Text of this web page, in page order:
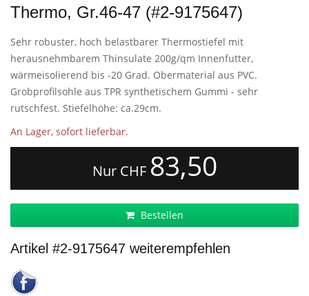
Thermo, Gr.46-47 (#2-9175647)
Sehr robuster, hoch belastbarer Thermostiefel mit
herausnehmbarem Thinsulate 200g/qm Innenfutter,
wärmeisolierend bis -20 Grad. Obermaterial aus PVC.
Grobprofilsohle aus TPR synthetischem Gummi - sehr
rutschfest. Stiefelhöhe: ca.29cm.
An Lager, sofort lieferbar.
Nur CHF 83,50
Bestellen
Artikel #2-9175647 weiterempfehlen